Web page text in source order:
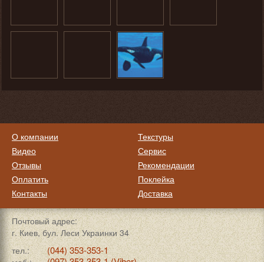
О компании
Видео
Отзывы
Оплатить
Контакты
Текстуры
Сервис
Рекомендации
Поклейка
Доставка
Почтовый адрес:
г. Киев, бул. Леси Украинки 34
тел.:
(044) 353-353-1